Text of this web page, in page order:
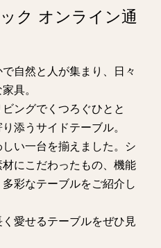
ク オンライン通
自然と人が集まり、日々
具。
ングでくつろぐひとと
添うサイドテーブル。
い一台を揃えました。シ
にこだわったもの、機能
彩なテーブルをご紹介し
愛せるテーブルをぜひ見